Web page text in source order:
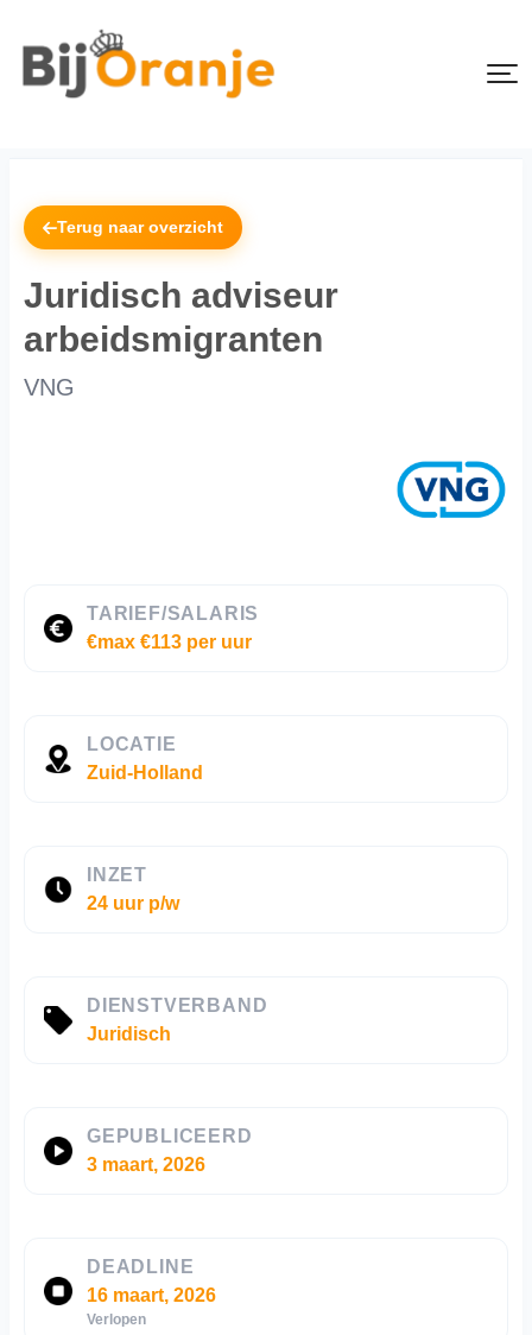
Terug naar overzicht
Juridisch adviseur
arbeidsmigranten
VNG
TARIEF/SALARIS
€max €113 per uur
LOCATIE
Zuid-Holland
INZET
24 uur p/w
DIENSTVERBAND
Juridisch
GEPUBLICEERD
3 maart, 2026
DEADLINE
16 maart, 2026
Verlopen